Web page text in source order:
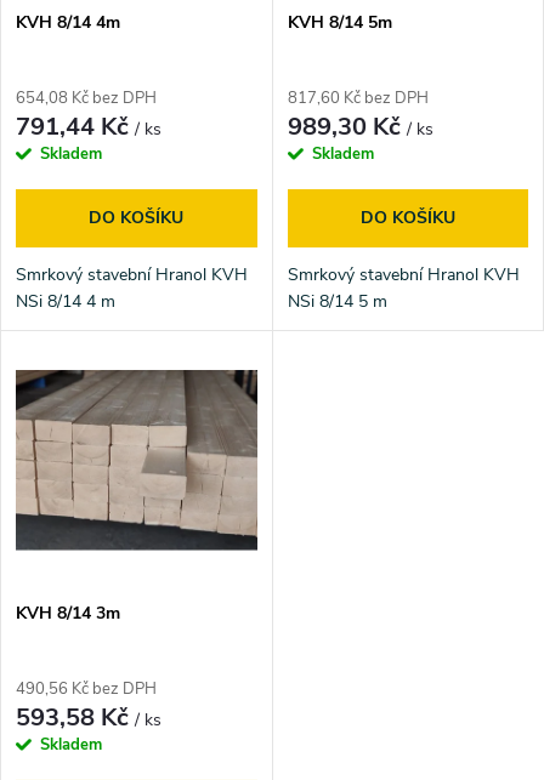
p
r
o
u
k
t
ů
r
o
d
u
k
t
ů
KVH 8/14 4m
654,08 Kč bez DPH
791,44 Kč/ ks
Skladem
DO KOŠÍKU
Smrkový stavební Hranol KVH
NSi 8/14 4 m
KVH 8/14 5m
817,60 Kč bez DPH
989,30 Kč/ ks
Skladem
DO KOŠÍKU
Smrkový stavební Hranol KVH
NSi 8/14 5 m
KVH 8/14 3m
490,56 Kč bez DPH
593,58 Kč/ ks
Skladem